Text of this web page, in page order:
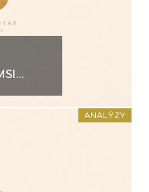
ANALÝZY